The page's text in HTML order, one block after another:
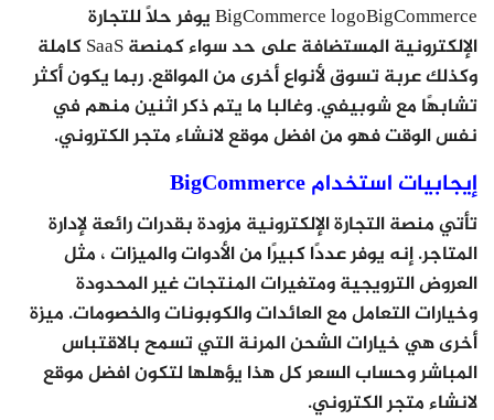
BigCommerce logoBigCommerce يوفر حلاً للتجارة
الإلكترونية المستضافة على حد سواء كمنصة SaaS كاملة
وكذلك عربة تسوق لأنواع أخرى من المواقع. ربما يكون أكثر
تشابهًا مع شوبيفي. وغالبا ما يتم ذكر اثنين منهم في
نفس الوقت فهو من افضل موقع لانشاء متجر الكتروني.
إيجابيات استخدام BigCommerce
تأتي منصة التجارة الإلكترونية مزودة بقدرات رائعة لإدارة
المتاجر. إنه يوفر عددًا كبيرًا من الأدوات والميزات ، مثل
العروض الترويجية ومتغيرات المنتجات غير المحدودة
وخيارات التعامل مع العائدات والكوبونات والخصومات. ميزة
أخرى هي خيارات الشحن المرنة التي تسمح بالاقتباس
المباشر وحساب السعر كل هذا يؤهلها لتكون افضل موقع
لانشاء متجر الكتروني.